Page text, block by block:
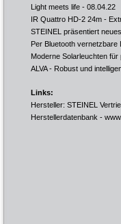
Light meets life - 08.04.22
IR Quattro HD-2 24m -
STEINEL präsentiert
Per Bluetooth vernetzbare
Moderne Solarleuchten
ALVA - Robust und
Links:
Hersteller: STEINEL
Herstellerdatenbank -